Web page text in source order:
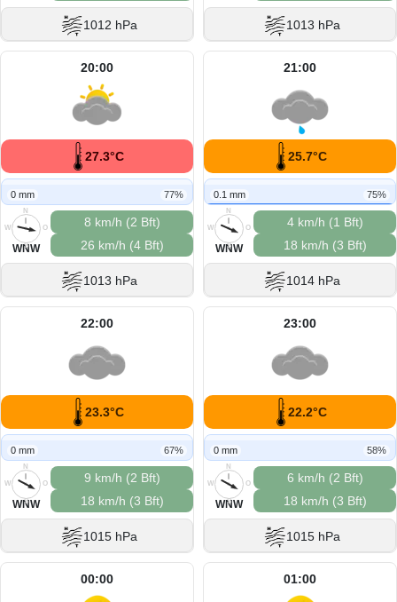
1012 hPa 1013 hPa
20:00
27.3°C
0 mm 77%
N
O
S
W
WNW
8 km/h (2 Bft)
26 km/h (4 Bft)
1013 hPa
21:00
25.7°C
0.1 mm 75%
N
O
S
W
WNW
4 km/h (1 Bft)
18 km/h (3 Bft)
1014 hPa
22:00
23.3°C
0 mm 67%
N
O
S
W
WNW
9 km/h (2 Bft)
18 km/h (3 Bft)
1015 hPa
23:00
22.2°C
0 mm 58%
N
O
S
W
WNW
6 km/h (2 Bft)
18 km/h (3 Bft)
1015 hPa
00:00 01:00